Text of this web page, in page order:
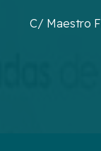
C/ Maestro